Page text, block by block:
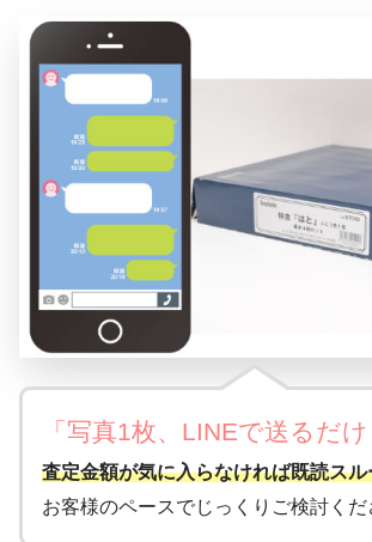
「写真1枚、LINEで送るだけ
査定金額が気に入らなければ既読ス
お客様のペースでじっくりご検討くだ